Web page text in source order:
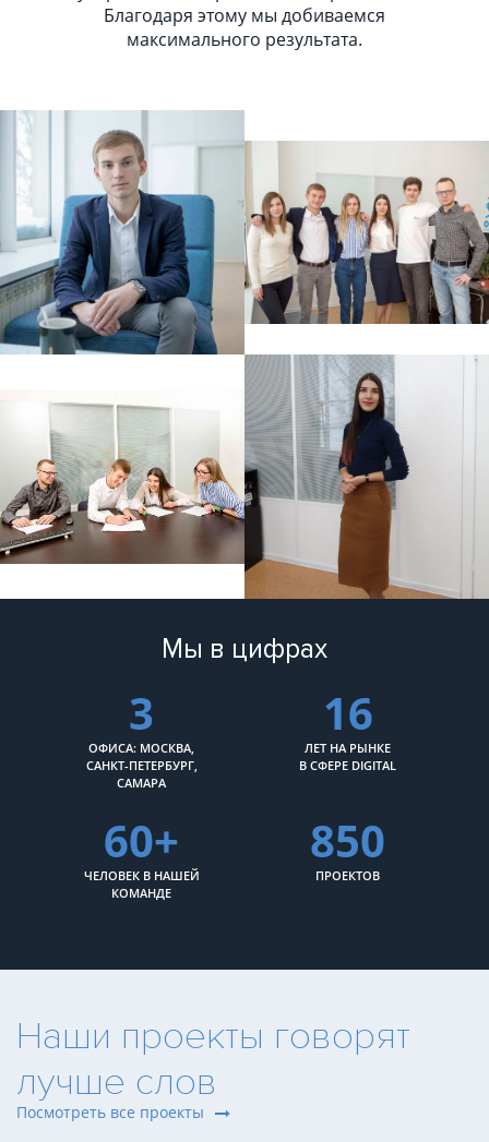
Благодаря этому мы добиваемся
максимального результата.
Мы в цифрах
3
ОФИСА: МОСКВА,
САНКТ-ПЕТЕРБУРГ,
САМАРА
16
ЛЕТ НА РЫНКЕ
В СФЕРЕ DIGITAL
60+
ЧЕЛОВЕК В НАШЕЙ
КОМАНДЕ
850
ПРОЕКТОВ
Наши проекты говорят
лучше слов
Посмотреть все проекты